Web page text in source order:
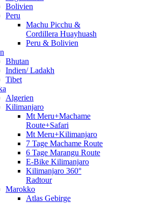
Bolivien
Peru
Machu Picchu &
Cordillera Huayhuash
Peru & Bolivien
Bhutan
Indien/ Ladakh
Tibet
Algerien
Kilimanjaro
Mt Meru+Machame
Route+Safari
Mt Meru+Kilimanjaro
7 Tage Machame Route
6 Tage Marangu Route
E-Bike Kilimanjaro
Kilimanjaro 360°
Radtour
Marokko
Atlas Gebirge